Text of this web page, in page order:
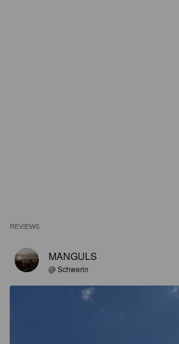
REVIEWS
MANGULS
@ Schwerin